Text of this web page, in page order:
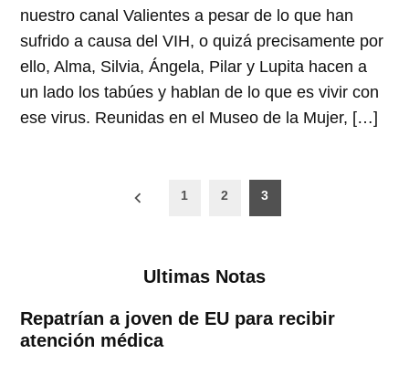
nuestro canal Valientes a pesar de lo que han
sufrido a causa del VIH, o quizá precisamente por
ello, Alma, Silvia, Ángela, Pilar y Lupita hacen a
un lado los tabúes y hablan de lo que es vivir con
ese virus. Reunidas en el Museo de la Mujer, […]
Paginación
1 2 3
Ultimas Notas
Repatrían a joven de EU para recibir
atención médica